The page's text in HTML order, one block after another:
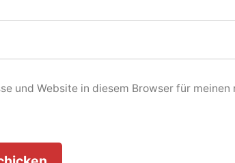
und Website in diesem Browser für meinen